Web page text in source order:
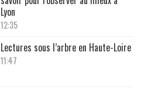
Lyon
12:35
Lectures sous l’arbre en Haute-Loire
11:47